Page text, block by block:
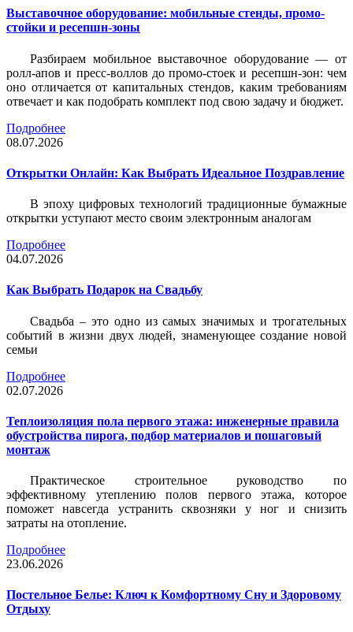
Выставочное оборудование: мобильные стенды, промо-
стойки и ресепшн-зоны
Разбираем мобильное выставочное оборудование — от
ролл-апов и пресс-воллов до промо-стоек и ресепшн-зон: чем
оно отличается от капитальных стендов, каким требованиям
отвечает и как подобрать комплект под свою задачу и бюджет.
Подробнее
08.07.2026
Открытки Онлайн: Как Выбрать Идеальное Поздравление
В эпоху цифровых технологий традиционные бумажные
открытки уступают место своим электронным аналогам
Подробнее
04.07.2026
Как Выбрать Подарок на Свадьбу
Свадьба – это одно из самых значимых и трогательных
событий в жизни двух людей, знаменующее создание новой
семьи
Подробнее
02.07.2026
Теплоизоляция пола первого этажа: инженерные правила
обустройства пирога, подбор материалов и пошаговый
монтаж
Практическое строительное руководство по
эффективному утеплению полов первого этажа, которое
поможет навсегда устранить сквозняки у ног и снизить
затраты на отопление.
Подробнее
23.06.2026
Постельное Белье: Ключ к Комфортному Сну и Здоровому
Отдыху